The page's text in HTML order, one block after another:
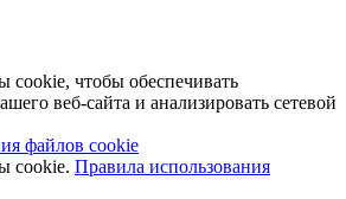
чтобы обеспечивать
веб-сайта и анализировать сетевой
файлов cookie
cookie. Правила использования